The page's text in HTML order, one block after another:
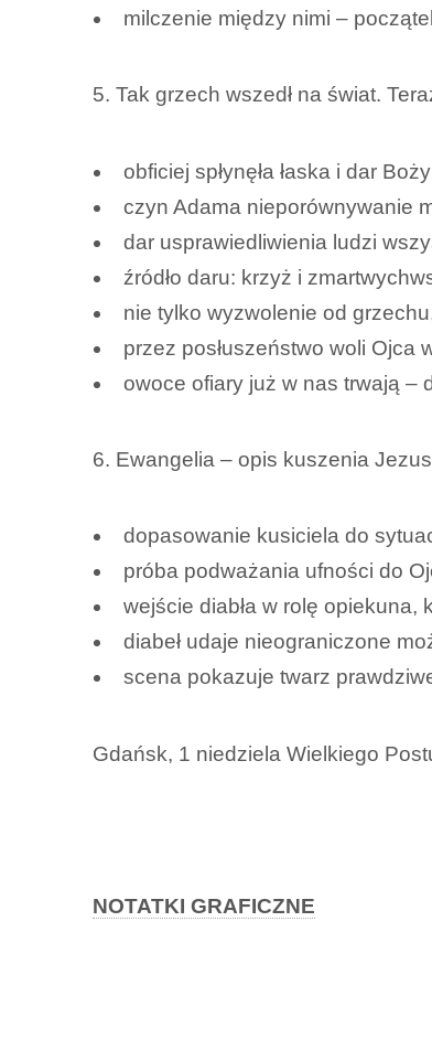
milczenie między nimi –
5. Tak grzech wszedł na świat.
obficiej spłynęła łaska i dar
czyn Adama nieporównywanie
dar usprawiedliwienia ludzi
źródło daru: krzyż i
nie tylko wyzwolenie od
przez posłuszeństwo woli Ojca
owoce ofiary już w nas trwają –
6. Ewangelia – opis kuszenia
dopasowanie kusiciela do
próba podważania ufności do
wejście diabła w rolę opiekuna,
diabeł udaje nieograniczone
scena pokazuje twarz
Gdańsk, 1 niedziela Wielkiego
NOTATKI GRAFICZNE